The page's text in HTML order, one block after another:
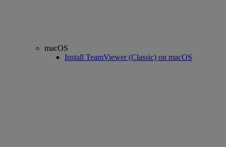
macOS
Install TeamViewer (Classic) on macOS